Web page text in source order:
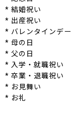
* 結婚祝い
* 出産祝い
* バレンタインデー
* 母の日
* 父の日
* 入学・就職祝い
* 卒業・退職祝い
* お見舞い
* お礼